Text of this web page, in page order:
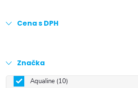
Cena s DPH
Značka
Aqualine 10